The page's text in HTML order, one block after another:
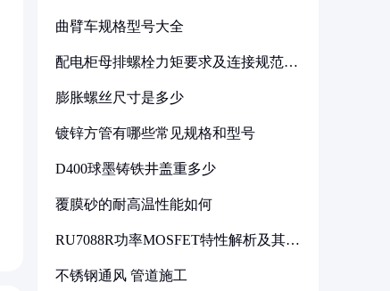
曲臂车规格型号大全
配电柜母排螺栓力矩要求及连接规范详
膨胀螺丝尺寸是多少
镀锌方管有哪些常见规格和型号
D400球墨铸铁井盖重多少
覆膜砂的耐高温性能如何
RU7088R功率MOSFET特性解析及其在
不锈钢通风 管道施工